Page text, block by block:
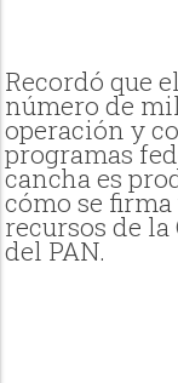
Recordó que
número de
operación y
programas
cancha es
cómo se firma
recursos de
del PAN.